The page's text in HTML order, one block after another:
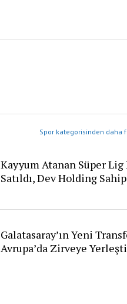
Spor kategorisinden daha
Kayyum Atanan Süper Lig
Satıldı, Dev Holding
Galatasaray’ın Yeni
Avrupa’da Zirveye Yerleşti